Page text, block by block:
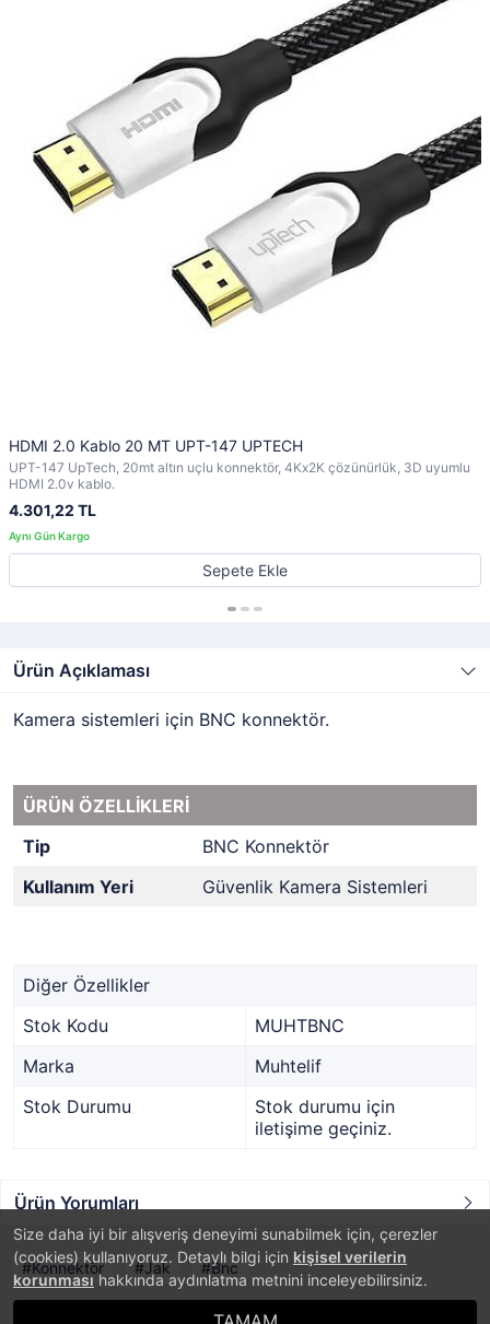
Size daha iyi bir alışveriş deneyimi sunabilmek için, çerezler
(cookies) kullanıyoruz. Detaylı bilgi için kişisel verilerin
korunmasıhakkında aydınlatma metnini inceleyebilirsiniz.
HDMI 2.0 Kablo 20 MT UPT-147 UPTECH
UPT-147 UpTech, 20mt altın uçlu konnektör, 4Kx2K çözünürlük, 3D uyumlu
HDMI 2.0v kablo.
4.301,22 TL
Sepete Ekle
Ürün Açıklaması
Kamera sistemleri için BNC konnektör.
ÜRÜN ÖZELLİKLERİ
Tip
BNC Konnektör
Kullanım Yeri
Güvenlik Kamera Sistemleri
Diğer Özellikler
Stok Kodu
MUHTBNC
Marka
Muhtelif
Stok Durumu
Stok durumu için
iletişime geçiniz.
Ürün Yorumları
Konnektör Jak Bnc